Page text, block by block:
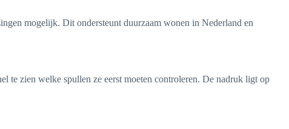
mogelijk. Dit ondersteunt duurzaam wonen in Nederland en
te zien welke spullen ze eerst moeten controleren. De nadruk ligt op